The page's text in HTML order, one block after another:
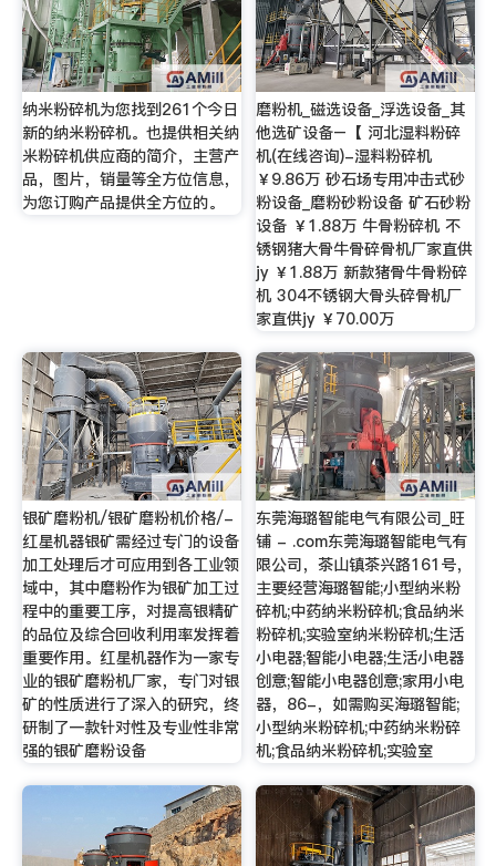
纳米粉碎机为您找到261个今日
新的纳米粉碎机。也提供相关纳
米粉碎机供应商的简介，主营产
品，图片，销量等全方位信息，
为您订购产品提供全方位的。
磨粉机_磁选设备_浮选设备_其
他选矿设备–【 河北湿料粉碎
机(在线咨询)-湿料粉碎机
￥9.86万 砂石场专用冲击式砂
粉设备_磨粉砂粉设备 矿石砂粉
设备 ￥1.88万 牛骨粉碎机 不
锈钢猪大骨牛骨碎骨机厂家直供
jy ￥1.88万 新款猪骨牛骨粉碎
机 304不锈钢大骨头碎骨机厂
家直供jy ￥70.00万
银矿磨粉机/银矿磨粉机价格/-
红星机器银矿需经过专门的设备
加工处理后才可应用到各工业领
域中，其中磨粉作为银矿加工过
程中的重要工序，对提高银精矿
的品位及综合回收利用率发挥着
重要作用。红星机器作为一家专
业的银矿磨粉机厂家，专门对银
矿的性质进行了深入的研究，终
研制了一款针对性及专业性非常
强的银矿磨粉设备
东莞海璐智能电气有限公司_旺
铺 - .com东莞海璐智能电气有
限公司，茶山镇茶兴路161号，
主要经营海璐智能;小型纳米粉
碎机;中药纳米粉碎机;食品纳米
粉碎机;实验室纳米粉碎机;生活
小电器;智能小电器;生活小电器
创意;智能小电器创意;家用小电
器，86-，如需购买海璐智能;
小型纳米粉碎机;中药纳米粉碎
机;食品纳米粉碎机;实验室